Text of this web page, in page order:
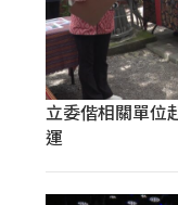
立委偕相關單位
運